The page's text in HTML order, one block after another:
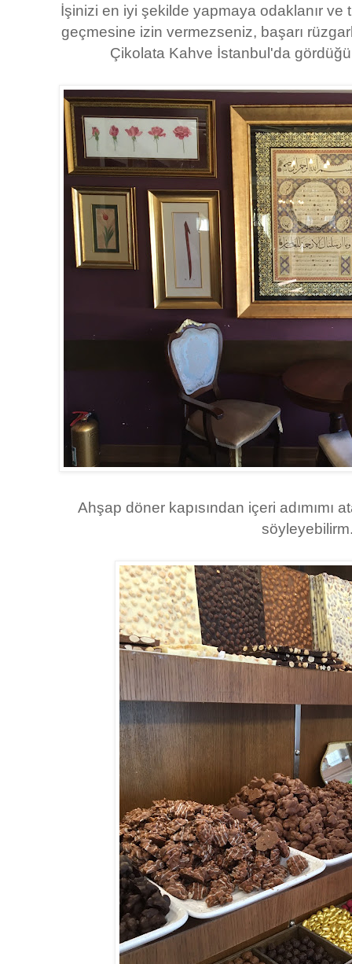
İşinizi en iyi şekilde yapmaya odaklanır ve
geçmesine izin vermezseniz, başarı
Çikolata Kahve İstanbul'da
Ahşap döner kapısından içeri adımımı